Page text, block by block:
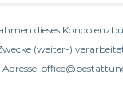
dieses
(weiter-)